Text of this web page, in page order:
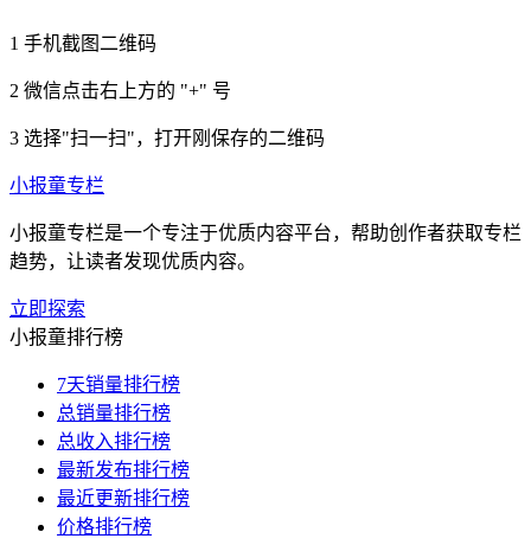
1 手机截图二维码
2 微信点击右上方的 "+" 号
3 选择"扫一扫"，打开刚保存的二维码
小报童专栏
小报童专栏是一个专注于优质内容平台，帮助创作者获取专栏
趋势，让读者发现优质内容。
立即探索
小报童排行榜
7天销量排行榜
总销量排行榜
总收入排行榜
最新发布排行榜
最近更新排行榜
价格排行榜